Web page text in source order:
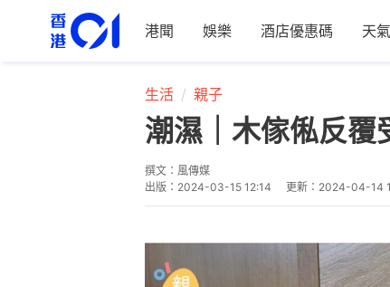
港聞 娛樂 酒店優惠碼 天
生活 親子
潮濕｜木傢俬反
撰文： 風傳媒
出版： 2024-03-15 12:14 更新： 2024-04-14